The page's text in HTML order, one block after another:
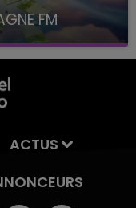
FM
8H10
ACTUS